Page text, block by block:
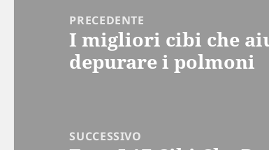
PRECEDENTE
Articolo
precedente:
I migliori cibi che
depurare i polmoni
SUCCESSIVO